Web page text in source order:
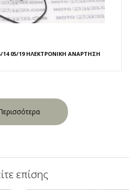
14 05/19 ΗΛΕΚΤΡΟΝΙΚΗ ΑΝΑΡΤΗΣΗ
επίσης